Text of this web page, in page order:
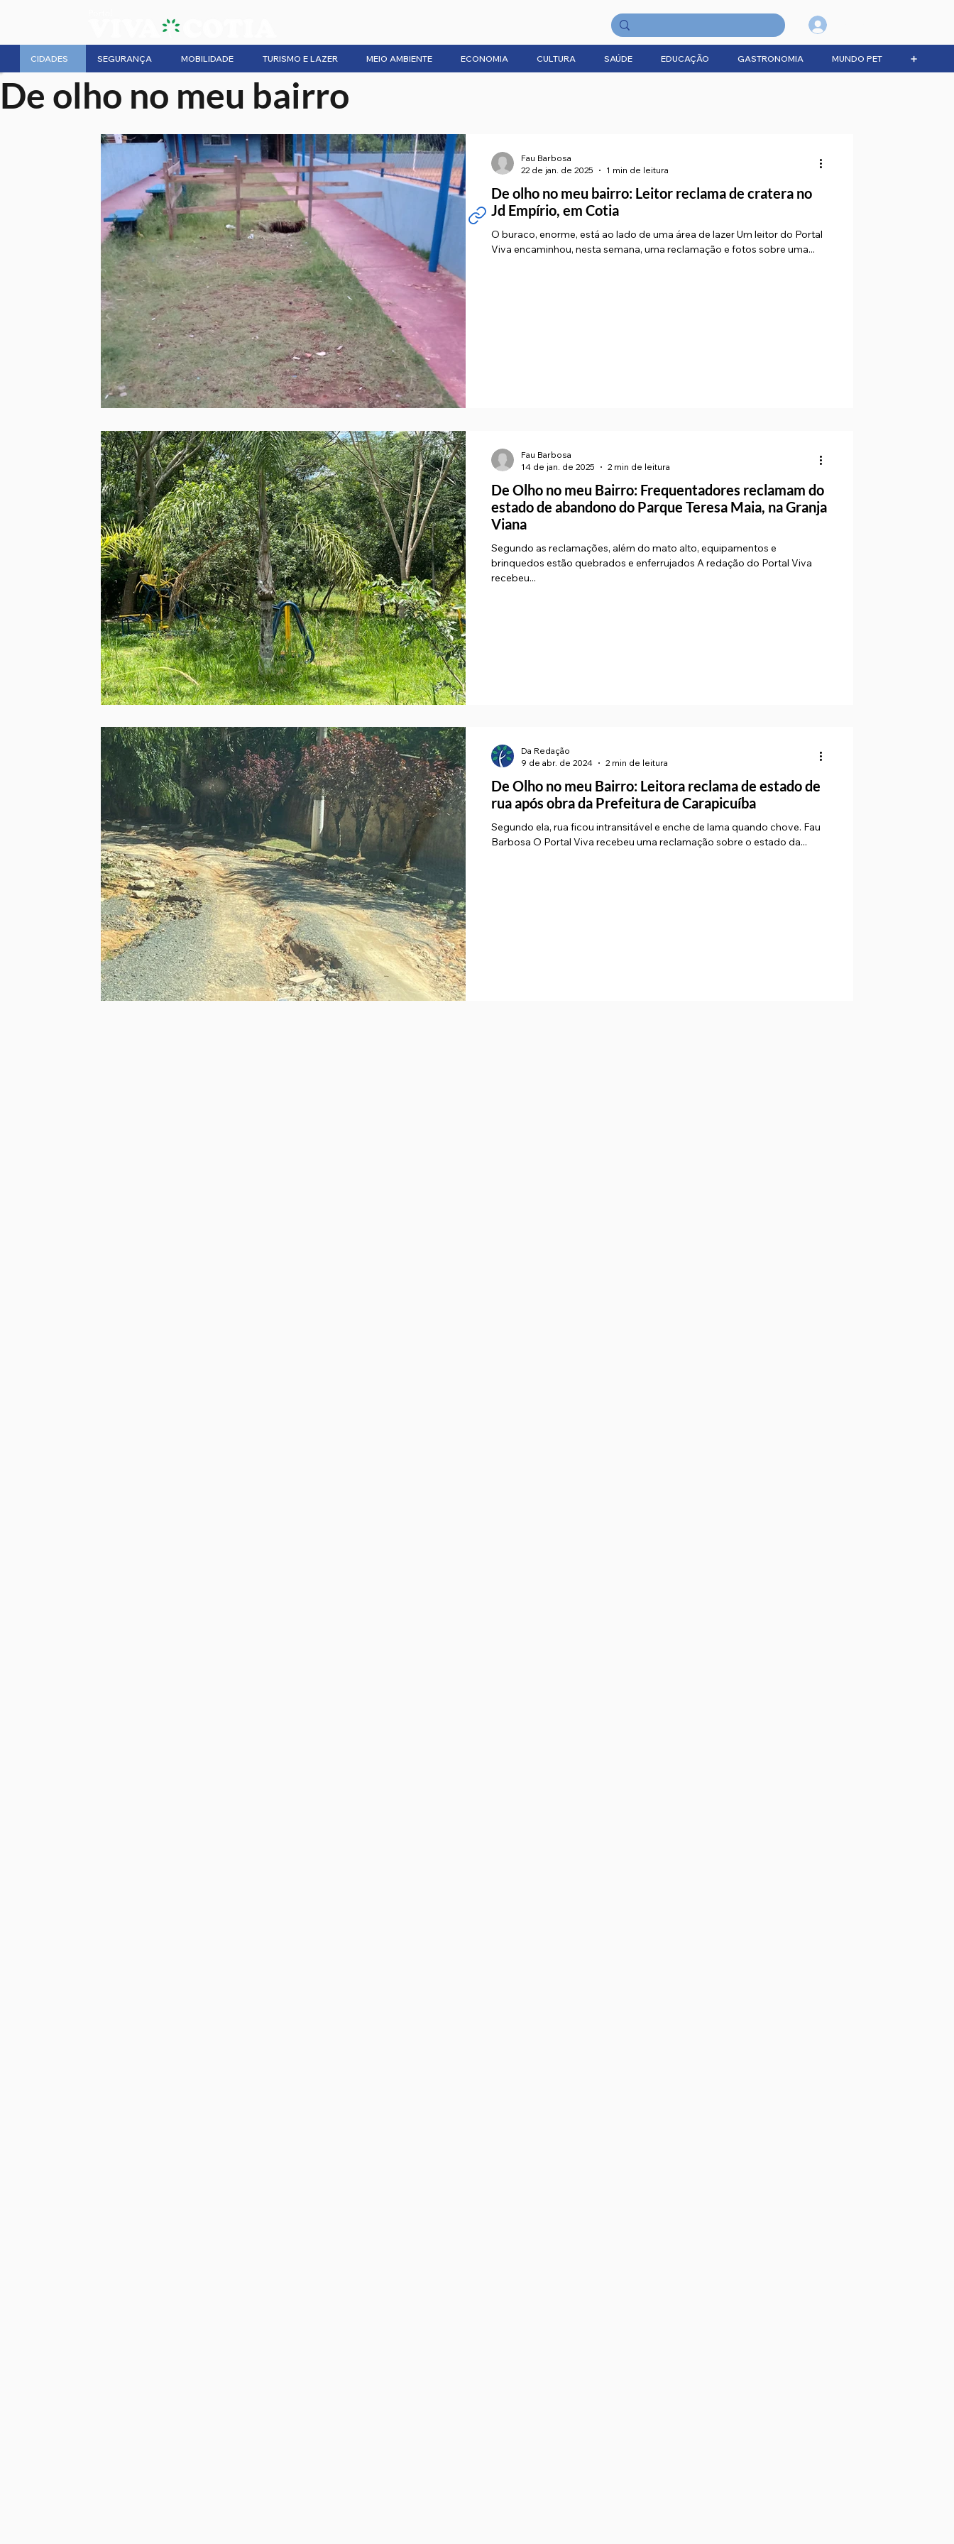
CIDADES SEGURANÇA MOBILIDADE TURISMO E LAZER MEIO AMBIENTE ECONOMIA CULTURA SAÚDE EDUCAÇÃO GASTRONOMIA MUNDO PET ➕
De olho no meu bairro
De olho no meu bairro: Leitor reclama de cratera no
Jd Empírio, em Cotia
O buraco, enorme, está ao lado de uma área de lazer Um leitor do Portal
Viva encaminhou, nesta semana, uma reclamação e fotos sobre uma...
Fau Barbosa
22 de jan. de 2025
1 min de leitura
De Olho no meu Bairro: Frequentadores reclamam do
estado de abandono do Parque Teresa Maia, na Granja
Viana
Segundo as reclamações, além do mato alto, equipamentos e
brinquedos estão quebrados e enferrujados A redação do Portal Viva
recebeu...
Fau Barbosa
14 de jan. de 2025
2 min de leitura
De Olho no meu Bairro: Leitora reclama de estado de
rua após obra da Prefeitura de Carapicuíba
Segundo ela, rua ficou intransitável e enche de lama quando chove. Fau
Barbosa O Portal Viva recebeu uma reclamação sobre o estado da...
Da Redação
9 de abr. de 2024
2 min de leitura